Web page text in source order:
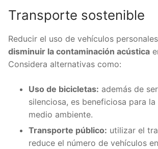
Transporte sostenible
Reducir el uso de vehículos personales
disminuir la contaminación acústica
Considera alternativas como:
Uso de bicicletas: además de
silenciosa, es beneficiosa para la
medio ambiente.
Transporte público: utilizar el
reduce el número de vehículos